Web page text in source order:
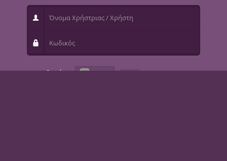
Όνομα Χρήστριας / Χρήστη
Κωδικός
Να με θυμάσαι